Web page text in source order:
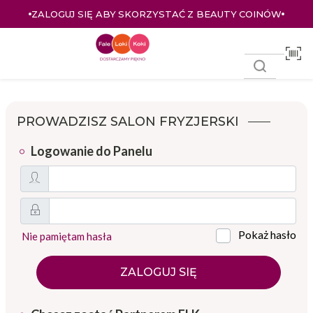
ZALOGUJ SIĘ ABY SKORZYSTAĆ Z BEAUTY COINÓW
PROWADZISZ SALON FRYZJERSKI
Logowanie do Panelu
Pokaż hasło
ZALOGUJ SIĘ
Nie pamiętam hasła